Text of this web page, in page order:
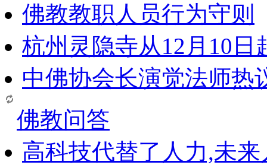
佛教教职人员行为守则
杭州灵隐寺从12月10日
中佛协会长演觉法师热
佛教问答
高科技代替了人力,未